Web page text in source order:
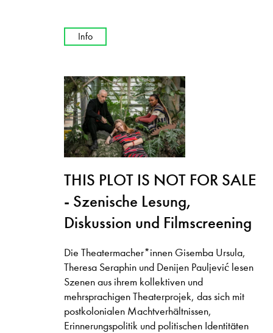
Info
THIS PLOT IS NOT FOR SALE
- Szenische Lesung,
Diskussion und Filmscreening
Die Theatermacher*innen Gisemba Ursula,
Theresa Seraphin und Denijen Pauljević lesen
Szenen aus ihrem kollektiven und
mehrsprachigen Theaterprojek, das sich mit
postkolonialen Machtverhältnissen,
Erinnerungspolitik und politischen Identitäten